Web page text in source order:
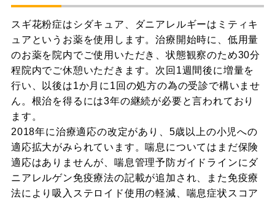
スギ花粉症はシダキュア、ダニアレルギーはミティキ
ュアというお薬を使用します。治療開始時に、低用量
のお薬を院内でご使用いただき、状態観察のため30分
程院内でご休憩いただきます。次回1週間後に増量を
行い、以後は1か月に1回の処方の為の受診で構いませ
ん。根治を得るには3年の継続が必要と言われており
ます。
2018年に治療適応の改定があり、5歳以上の小児への
適応拡大がみられています。喘息についてはまだ保険
適応はありませんが、喘息管理予防ガイドラインにダ
ニアレルゲン免疫療法の記載が追加され、また免疫療
法により吸入ステロイド使用の軽減、喘息症状スコア